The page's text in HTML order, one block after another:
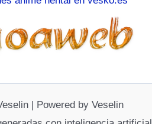
| Powered by Veselin